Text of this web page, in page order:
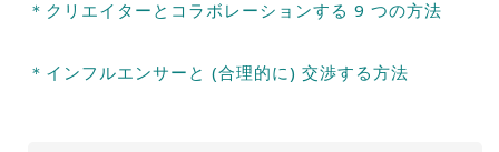
＊クリエイターとコラボレーションする 9 つの方法
＊インフルエンサーと (合理的に) 交渉する方法